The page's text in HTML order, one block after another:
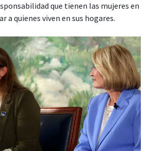
que tienen las mujeres en
a quienes viven en sus hogares.